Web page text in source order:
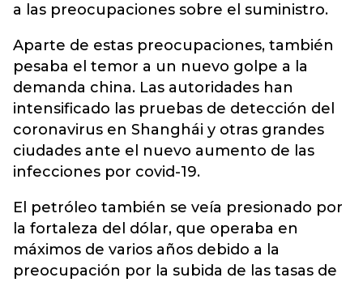
a las preocupaciones sobre el suministro.
Aparte de estas preocupaciones, también
pesaba el temor a un nuevo golpe a la
demanda china. Las autoridades han
intensificado las pruebas de detección del
coronavirus en Shanghái y otras grandes
ciudades ante el nuevo aumento de las
infecciones por covid-19.
El petróleo también se veía presionado por
la fortaleza del dólar, que operaba en
máximos de varios años debido a la
preocupación por la subida de las tasas de